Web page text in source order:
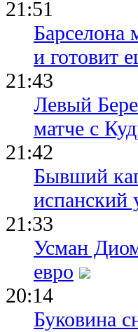
21:51
Барселона
и готовит
21:43
Левый
матче с
21:42
Бывший
испанский
21:33
Усман
евро
20:14
Буковина